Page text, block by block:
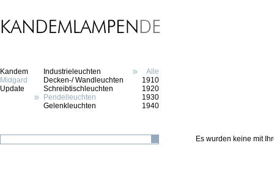
Kandem
Midgard
Update
Industrieleuchten
Decken-/ Wandleuchten
Schreibtischleuchten
Pendelleuchten
Gelenkleuchten
Alle
1910
1920
1930
1940
Es wurden keine mit